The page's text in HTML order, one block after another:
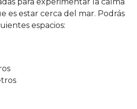
es estar cerca del mar. Podrás
espacios: